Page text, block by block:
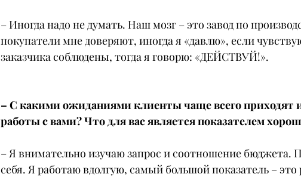
– Иногда надо не думать. Наш мозг – это завод по
покупатели мне доверяют, иногда я «давлю», если
заказчика соблюдены, тогда я говорю: «ДЕЙСТВУЙ!».
– С какими ожиданиями клиенты чаще всего приходят
работы с вами? Что для вас является показателем
– Я внимательно изучаю запрос и соотношение бюджета.
себя. Я работаю вдолгую, самый большой показатель –